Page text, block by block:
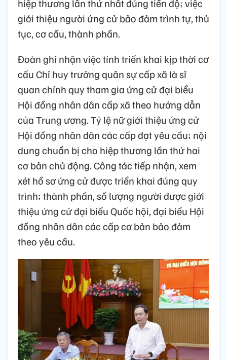
hiệp thương lần thứ nhất đúng tiến độ; việc
giới thiệu người ứng cử bảo đảm trình tự, thủ
tục, cơ cấu, thành phần.
Đoàn ghi nhận việc tỉnh triển khai kịp thời cơ
cấu Chỉ huy trưởng quân sự cấp xã là sĩ
quan chính quy tham gia ứng cử đại biểu
Hội đồng nhân dân cấp xã theo hướng dẫn
của Trung ương. Tỷ lệ nữ giới thiệu ứng cử
Hội đồng nhân dân các cấp đạt yêu cầu; nội
dung chuẩn bị cho hiệp thương lần thứ hai
cơ bản chủ động. Công tác tiếp nhận, xem
xét hồ sơ ứng cử được triển khai đúng quy
trình; thành phần, số lượng người được giới
thiệu ứng cử đại biểu Quốc hội, đại biểu Hội
đồng nhân dân các cấp cơ bản bảo đảm
theo yêu cầu.